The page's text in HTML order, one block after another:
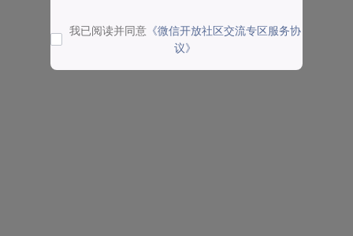
我已阅读并同意 《微信开放社区交流专区服务协
议》